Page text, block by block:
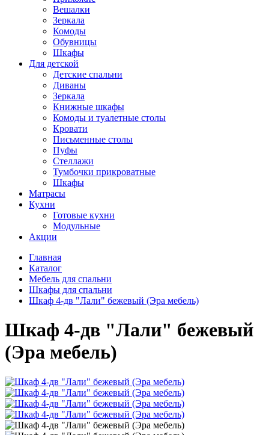
Вешалки
Зеркала
Комоды
Обувницы
Шкафы
Для детской
Детские спальни
Диваны
Зеркала
Книжные шкафы
Комоды и туалетные столы
Кровати
Письменные столы
Пуфы
Стеллажи
Тумбочки прикроватные
Шкафы
Матрасы
Кухни
Готовые кухни
Модульные
Акции
Главная
Каталог
Мебель для спальни
Шкафы для спальни
Шкаф 4-дв "Лали" бежевый (Эра мебель)
Шкаф 4-дв "Лали" бежевый
(Эра мебель)